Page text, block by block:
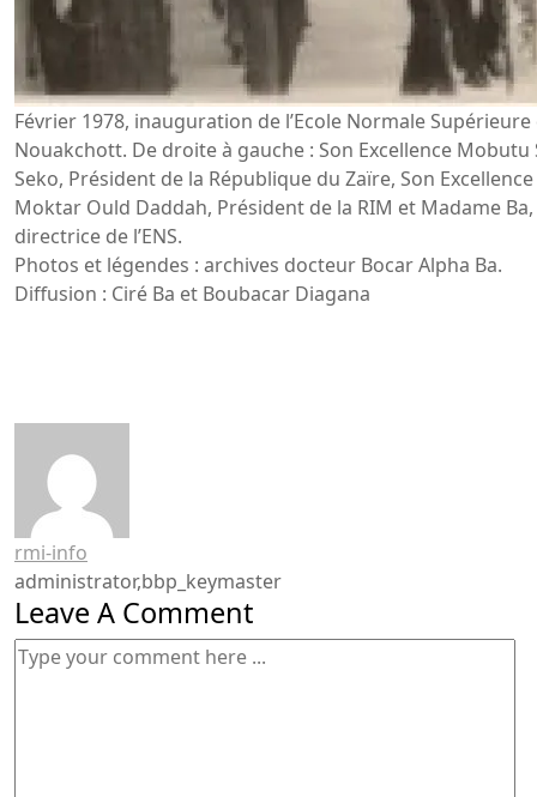
Février 1978, inauguration de l’Ecole Normale Supérieure
Nouakchott. De droite à gauche : Son Excellence Mobutu
Seko, Président de la République du Zaïre, Son Excellence
Moktar Ould Daddah, Président de la RIM et Madame Ba,
directrice de l’ENS.
Photos et légendes : archives docteur Bocar Alpha Ba.
Diffusion : Ciré Ba et Boubacar Diagana
rmi-info
administrator,bbp_keymaster
Leave A Comment